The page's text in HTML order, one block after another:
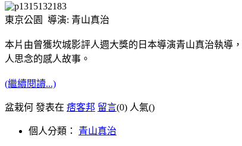
東京公園 導演: 青山真治
本片由曾獲坎城影評人週大獎的日本導演青山真治執導
人思念的感人故事。
(繼續閱讀...)
盆栽何 發表在 痞客邦 留言(0) 人氣()
個人分類： 青山真治